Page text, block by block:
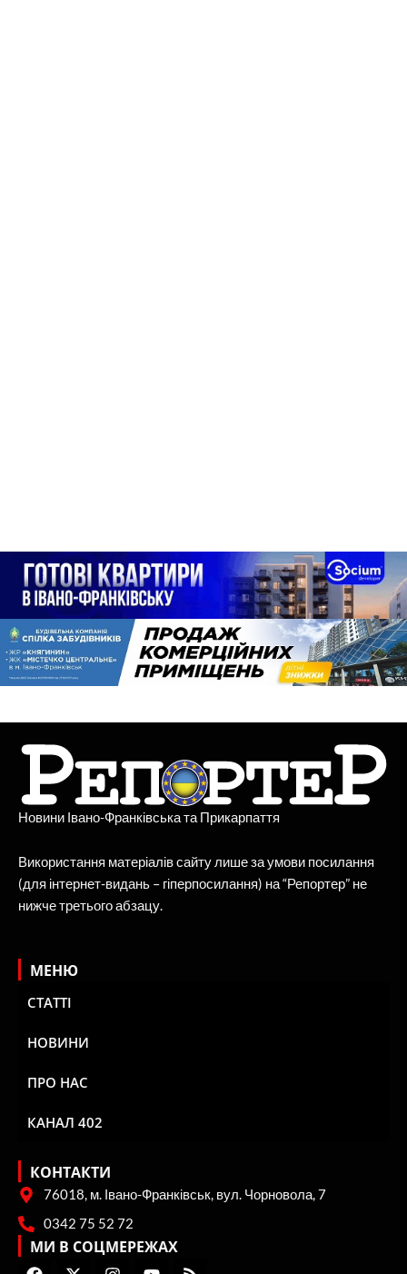
Новини Івано-Франківська та Прикарпаття
Використання матеріалів сайту лише за умови посилання
(для інтернет-видань – гіперпосилання) на “Репортер” не
нижче третього абзацу.
МЕНЮ
СТАТТІ
НОВИНИ
ПРО НАС
КАНАЛ 402
КОНТАКТИ
76018, м. Івано-Франківськ, вул. Чорновола, 7
0342 75 52 72
МИ В СОЦМЕРЕЖАХ
F
X
I
Y
R